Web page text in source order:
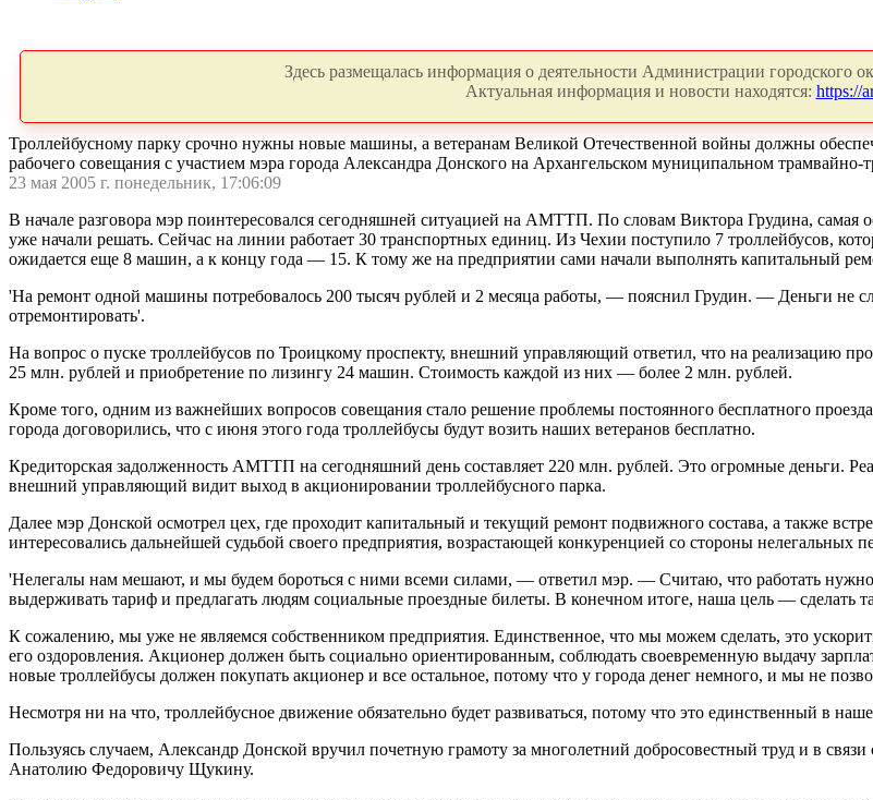
Здесь размещалась информация о деятельности Администрации городского
Актуальная информация и новости находятся: https://
Троллейбусному парку срочно нужны новые машины, а ветеранам Великой Отечественной войны должны
рабочего совещания с участием мэра города Александра Донского на Архангельском муниципальном трамвайно-
23 мая 2005 г. понедельник, 17:06:09
В начале разговора мэр поинтересовался сегодняшней ситуацией на АМТТП. По словам Виктора Грудина, самая
уже начали решать. Сейчас на линии работает 30 транспортных единиц. Из Чехии поступило 7 троллейбусов,
ожидается еще 8 машин, а к концу года — 15. К тому же на предприятии сами начали выполнять капитальный
'На ремонт одной машины потребовалось 200 тысяч рублей и 2 месяца работы, — пояснил Грудин. — Деньги не
отремонтировать'.
На вопрос о пуске троллейбусов по Троицкому проспекту, внешний управляющий ответил, что на реализацию
25 млн. рублей и приобретение по лизингу 24 машин. Стоимость каждой из них — более 2 млн. рублей.
Кроме того, одним из важнейших вопросов совещания стало решение проблемы постоянного бесплатного
города договорились, что с июня этого года троллейбусы будут возить наших ветеранов бесплатно.
Кредиторская задолженность АМТТП на сегодняшний день составляет 220 млн. рублей. Это огромные деньги.
внешний управляющий видит выход в акционировании троллейбусного парка.
Далее мэр Донской осмотрел цех, где проходит капитальный и текущий ремонт подвижного состава, а также
интересовались дальнейшей судьбой своего предприятия, возрастающей конкуренцией со стороны нелегальных
'Нелегалы нам мешают, и мы будем бороться с ними всеми силами, — ответил мэр. — Считаю, что работать нужно
выдерживать тариф и предлагать людям социальные проездные билеты. В конечном итоге, наша цель — сделать
К сожалению, мы уже не являемся собственником предприятия. Единственное, что мы можем сделать, это
его оздоровления. Акционер должен быть социально ориентированным, соблюдать своевременную выдачу
новые троллейбусы должен покупать акционер и все остальное, потому что у города денег немного, и мы не
Несмотря ни на что, троллейбусное движение обязательно будет развиваться, потому что это единственный в
Пользуясь случаем, Александр Донской вручил почетную грамоту за многолетний добросовестный труд и в
Анатолию Федоровичу Щукину.